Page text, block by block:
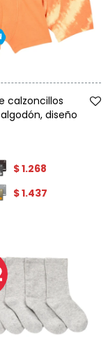
calzoncillos
diseño
$1.268
$1.437